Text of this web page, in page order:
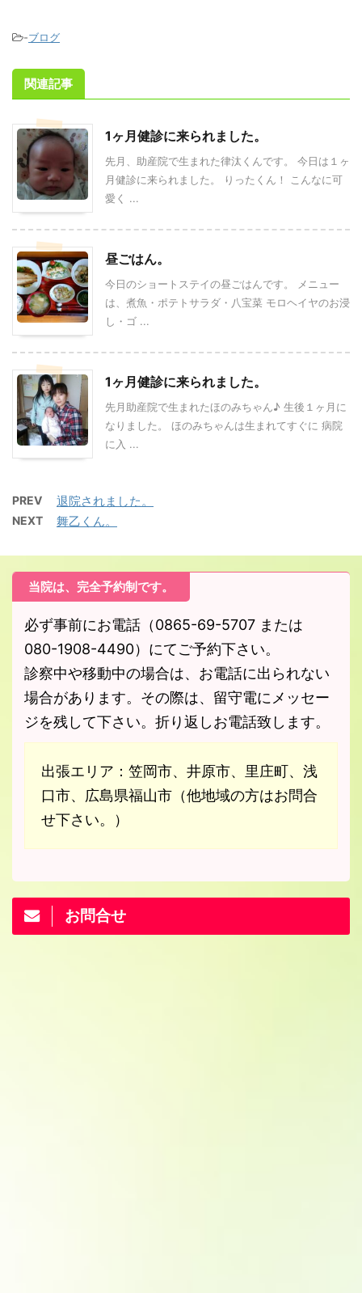
-ブログ
関連記事
1ヶ月健診に来られました。
先月、助産院で生まれた律汰くんです。 今日は１ヶ
月健診に来られました。 りったくん！ こんなに可
愛く ...
昼ごはん。
今日のショートステイの昼ごはんです。 メニュー
は、煮魚・ポテトサラダ・八宝菜 モロヘイヤのお浸
し・ゴ ...
1ヶ月健診に来られました。
先月助産院で生まれたほのみちゃん♪ 生後１ヶ月に
なりました。 ほのみちゃんは生まれてすぐに 病院
に入 ...
PREV 退院されました。
NEXT 舞乙くん。
当院は、完全予約制です。
必ず事前にお電話（0865-69-5707 または
080-1908-4490）にてご予約下さい。
診察中や移動中の場合は、お電話に出られない
場合があります。その際は、留守電にメッセー
ジを残して下さい。折り返しお電話致します。
出張エリア：笠岡市、井原市、里庄町、浅
口市、広島県福山市（他地域の方はお問合
せ下さい。）
お問合せ